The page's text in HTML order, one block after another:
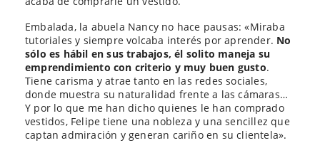
Embalada, la abuela Nancy no hace pausas: «Miraba
tutoriales y siempre volcaba interés por aprender. No
sólo es hábil en sus trabajos, él solito maneja su
emprendimiento con criterio y muy buen gusto.
Tiene carisma y atrae tanto en las redes sociales,
donde muestra su naturalidad frente a las cámaras…
Y por lo que me han dicho quienes le han comprado
vestidos, Felipe tiene una nobleza y una sencillez que
captan admiración y generan cariño en su clientela».